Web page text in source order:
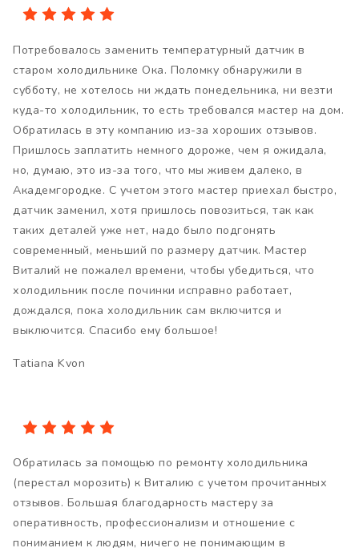
Потребовалось заменить температурный датчик в
старом холодильнике Ока. Поломку обнаружили в
субботу, не хотелось ни ждать понедельника, ни везти
куда-то холодильник, то есть требовался мастер на дом.
Обратилась в эту компанию из-за хороших отзывов.
Пришлось заплатить немного дороже, чем я ожидала,
но, думаю, это из-за того, что мы живем далеко, в
Академгородке. С учетом этого мастер приехал быстро,
датчик заменил, хотя пришлось повозиться, так как
таких деталей уже нет, надо было подгонять
современный, меньший по размеру датчик. Мастер
Виталий не пожалел времени, чтобы убедиться, что
холодильник после починки исправно работает,
дождался, пока холодильник сам включится и
выключится. Спасибо ему большое!
Tatiana Kvon
Обратилась за помощью по ремонту холодильника
(перестал морозить) к Виталию с учетом прочитанных
отзывов. Большая благодарность мастеру за
оперативность, профессионализм и отношение с
пониманием к людям, ничего не понимающим в